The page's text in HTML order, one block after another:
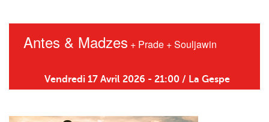
Antes & Madzes + Prade +Souljawin
Vendredi 17 Avril 2026 - 21:00 / La Gespe